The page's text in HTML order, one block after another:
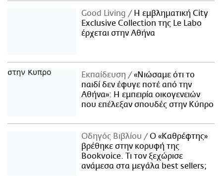
Good Living
Η εμβληματική City
Exclusive Collection της Le Labo
έρχεται στην Αθήνα
Εκπαίδευση
«Νιώσαμε ότι το
παιδί δεν έφυγε ποτέ από την
Αθήνα»: Η εμπειρία οικογενειών
που επέλεξαν σπουδές στην Κύπρο
Οδηγός Βιβλίου
Ο «Καθρέφτης»
βρέθηκε στην κορυφή της
Bookvoice. Τι τον ξεχώρισε
ανάμεσα στα μεγάλα best sellers;